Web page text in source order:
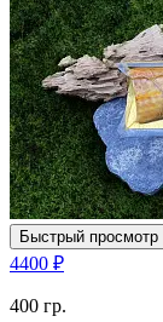
Быстрый просмотр
4400 ₽
400 гр.